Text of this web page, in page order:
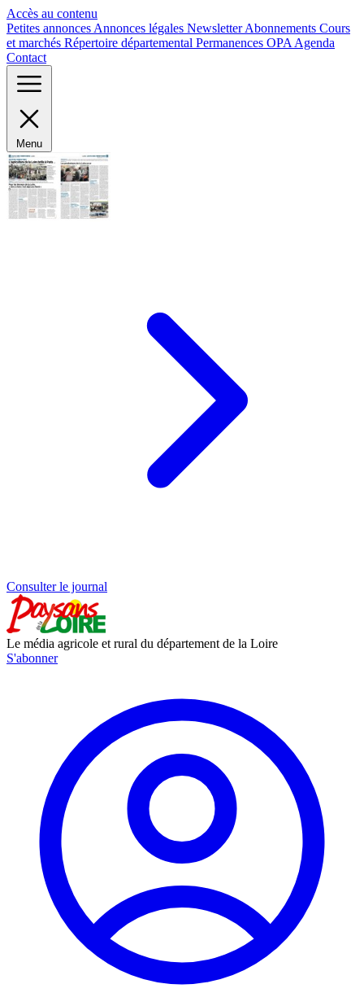
Accès au contenu
Petites annonces Annonces légales NewsletterAbonnements Cours
et marchés Répertoire départemental Permanences OPA Agenda
Contact
Menu
Consulter le journal
Le média agricole et rural du département de la Loire
S'abonner
Panneau de gestion des cookies